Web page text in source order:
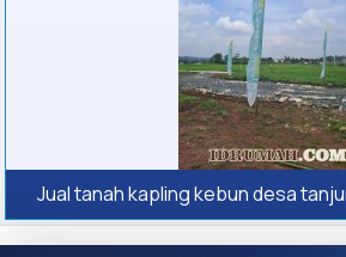
Jual tanah kapling kebun desa